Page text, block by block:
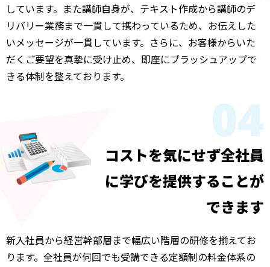
しています。また講師自身が、テキスト作成から講師のデ
リバリー業務まで一貫して携わっているため、お伝えした
いメッセージが一貫しています。さらに、お客様からいた
だくご要望を真摯に受け止め、即座にブラッシュアップで
きる体制を整えております。
04
コストを気にせず全社員
に学びを提供することが
できます
新入社員から経営幹部層まで幅広い階層の研修を揃えてお
ります。全社員が何回でも受講できる定額制の料金体系の